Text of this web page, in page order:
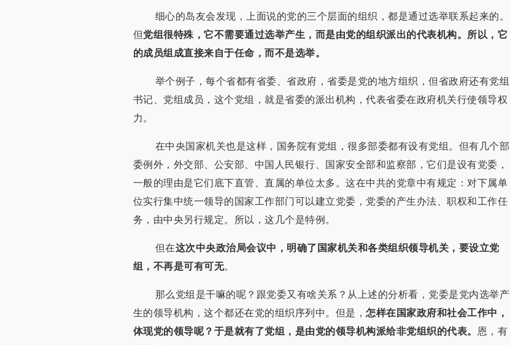
细心的岛友会发现，上面说的党的三个层面的组织，都是通过选举联系起来的。
但党组很特殊，它不需要通过选举产生，而是由党的组织派出的代表机构。所以，它
的成员组成直接来自于任命，而不是选举。
举个例子，每个省都有省委、省政府，省委是党的地方组织，但省政府还有党组
书记、党组成员，这个党组，就是省委的派出机构，代表省委在政府机关行使领导权
力。
在中央国家机关也是这样，国务院有党组，很多部委都有设有党组。但有几个部
委例外，外交部、公安部、中国人民银行、国家安全部和监察部，它们是设有党委，
一般的理由是它们底下直管、直属的单位太多。这在中共的党章中有规定：对下属单
位实行集中统一领导的国家工作部门可以建立党委，党委的产生办法、职权和工作任
务，由中央另行规定。所以，这几个是特例。
但在这次中央政治局会议中，明确了国家机关和各类组织领导机关，要设立党
组，不再是可有可无。
那么党组是干嘛的呢？跟党委又有啥关系？从上述的分析看，党委是党内选举产
生的领导机构，这个都还在党的组织序列中。但是， 怎样在国家政府和社会工作中，
体现党的领导呢？于是就有了党组，是由党的领导机构派给非党组织的代表。 恩，有